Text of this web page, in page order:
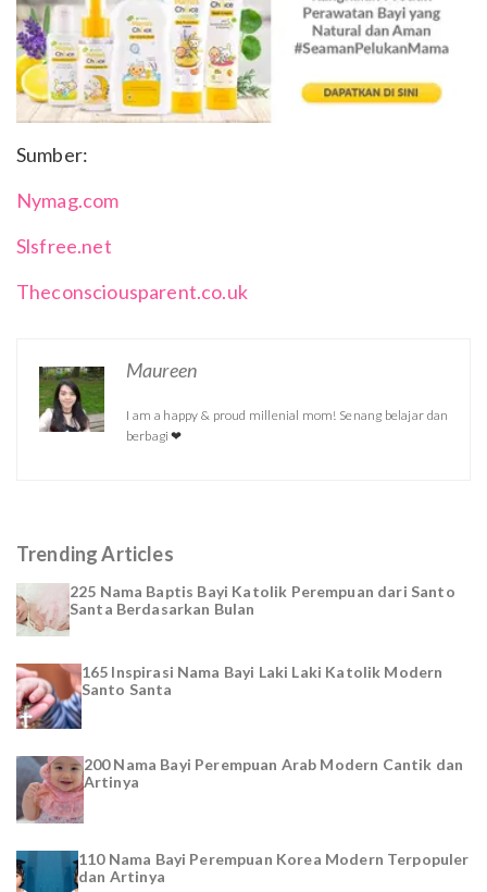
Sumber:
Nymag.com
Slsfree.net
Theconsciousparent.co.uk
Maureen
I am a happy & proud millenial mom! Senang belajar dan
berbagi ❤
Trending Articles
225 Nama Baptis Bayi Katolik Perempuan dari Santo
Santa Berdasarkan Bulan
165 Inspirasi Nama Bayi Laki Laki Katolik Modern
Santo Santa
200 Nama Bayi Perempuan Arab Modern Cantik dan
Artinya
110 Nama Bayi Perempuan Korea Modern Terpopuler
dan Artinya